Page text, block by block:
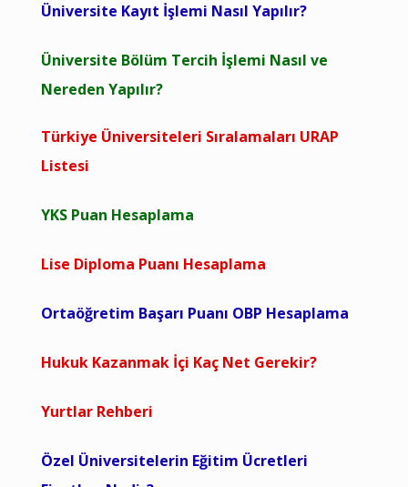
Üniversite Kayıt İşlemi Nasıl Yapılır?
Üniversite Bölüm Tercih İşlemi Nasıl ve
Nereden Yapılır?
Türkiye Üniversiteleri Sıralamaları URAP
Listesi
YKS Puan Hesaplama
Lise Diploma Puanı Hesaplama
Ortaöğretim Başarı Puanı OBP Hesaplama
Hukuk Kazanmak İçi Kaç Net Gerekir?
Yurtlar Rehberi
Özel Üniversitelerin Eğitim Ücretleri